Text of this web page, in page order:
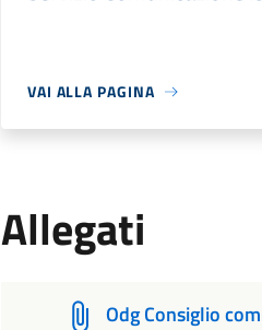
VAI ALLA PAGINA
Allegati
Odg Consiglio